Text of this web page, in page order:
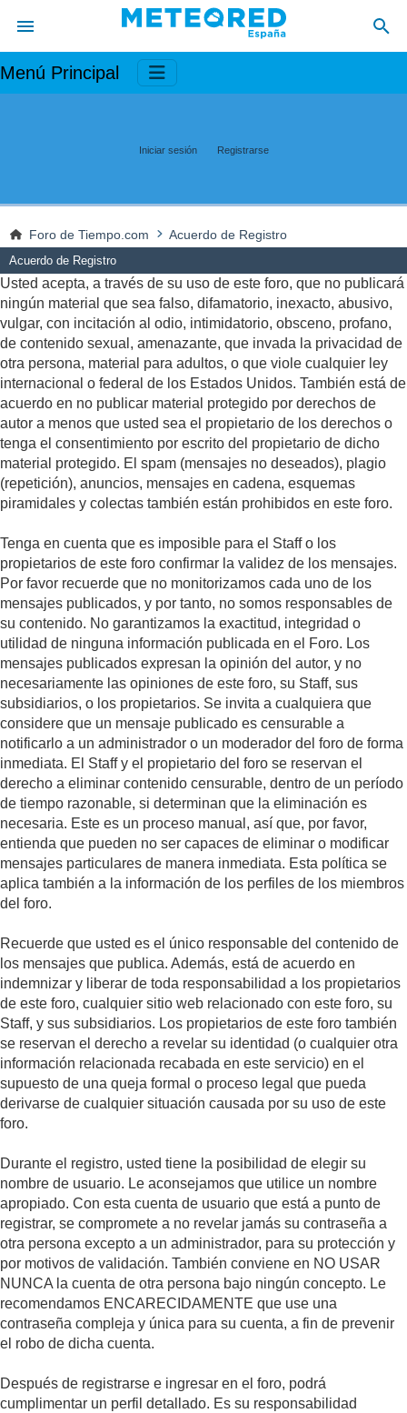
Menú Principal
Iniciar sesión Registrarse
Foro de Tiempo.com Acuerdo de Registro
Acuerdo de Registro
Usted acepta, a través de su uso de este foro, que no publicará
ningún material que sea falso, difamatorio, inexacto, abusivo,
vulgar, con incitación al odio, intimidatorio, obsceno, profano,
de contenido sexual, amenazante, que invada la privacidad de
otra persona, material para adultos, o que viole cualquier ley
internacional o federal de los Estados Unidos. También está de
acuerdo en no publicar material protegido por derechos de
autor a menos que usted sea el propietario de los derechos o
tenga el consentimiento por escrito del propietario de dicho
material protegido. El spam (mensajes no deseados), plagio
(repetición), anuncios, mensajes en cadena, esquemas
piramidales y colectas también están prohibidos en este foro.
Tenga en cuenta que es imposible para el Staff o los
propietarios de este foro confirmar la validez de los mensajes.
Por favor recuerde que no monitorizamos cada uno de los
mensajes publicados, y por tanto, no somos responsables de
su contenido. No garantizamos la exactitud, integridad o
utilidad de ninguna información publicada en el Foro. Los
mensajes publicados expresan la opinión del autor, y no
necesariamente las opiniones de este foro, su Staff, sus
subsidiarios, o los propietarios. Se invita a cualquiera que
considere que un mensaje publicado es censurable a
notificarlo a un administrador o un moderador del foro de forma
inmediata. El Staff y el propietario del foro se reservan el
derecho a eliminar contenido censurable, dentro de un período
de tiempo razonable, si determinan que la eliminación es
necesaria. Este es un proceso manual, así que, por favor,
entienda que pueden no ser capaces de eliminar o modificar
mensajes particulares de manera inmediata. Esta política se
aplica también a la información de los perfiles de los miembros
del foro.
Recuerde que usted es el único responsable del contenido de
los mensajes que publica. Además, está de acuerdo en
indemnizar y liberar de toda responsabilidad a los propietarios
de este foro, cualquier sitio web relacionado con este foro, su
Staff, y sus subsidiarios. Los propietarios de este foro también
se reservan el derecho a revelar su identidad (o cualquier otra
información relacionada recabada en este servicio) en el
supuesto de una queja formal o proceso legal que pueda
derivarse de cualquier situación causada por su uso de este
foro.
Durante el registro, usted tiene la posibilidad de elegir su
nombre de usuario. Le aconsejamos que utilice un nombre
apropiado. Con esta cuenta de usuario que está a punto de
registrar, se compromete a no revelar jamás su contraseña a
otra persona excepto a un administrador, para su protección y
por motivos de validación. También conviene en NO USAR
NUNCA la cuenta de otra persona bajo ningún concepto. Le
recomendamos ENCARECIDAMENTE que use una
contraseña compleja y única para su cuenta, a fin de prevenir
el robo de dicha cuenta.
Después de registrarse e ingresar en el foro, podrá
cumplimentar un perfil detallado. Es su responsabilidad